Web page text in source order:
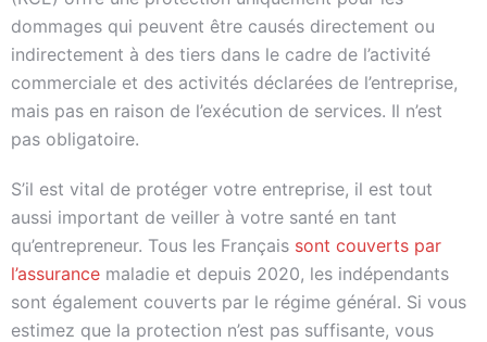
dommages qui peuvent être causés directement ou
indirectement à des tiers dans le cadre de l’activité
commerciale et des activités déclarées de l’entreprise,
mais pas en raison de l’exécution de services. Il n’est
pas obligatoire.
S’il est vital de protéger votre entreprise, il est tout
aussi important de veiller à votre santé en tant
qu’entrepreneur. Tous les Français sont couverts par
l’assurance maladie et depuis 2020, les indépendants
sont également couverts par le régime général. Si vous
estimez que la protection n’est pas suffisante, vous